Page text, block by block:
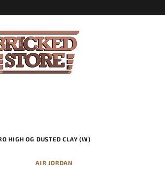
HIGH OG DUSTED CLAY (W)
AIR JORDAN